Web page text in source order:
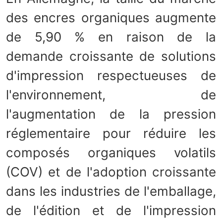
des encres organiques augmente
de 5,90 % en raison de la
demande croissante de solutions
d'impression respectueuses de
l'environnement, de
l'augmentation de la pression
réglementaire pour réduire les
composés organiques volatils
(COV) et de l'adoption croissante
dans les industries de l'emballage,
de l'édition et de l'impression